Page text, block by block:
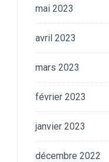
mai 2023
avril 2023
mars 2023
février 2023
janvier 2023
décembre 2022